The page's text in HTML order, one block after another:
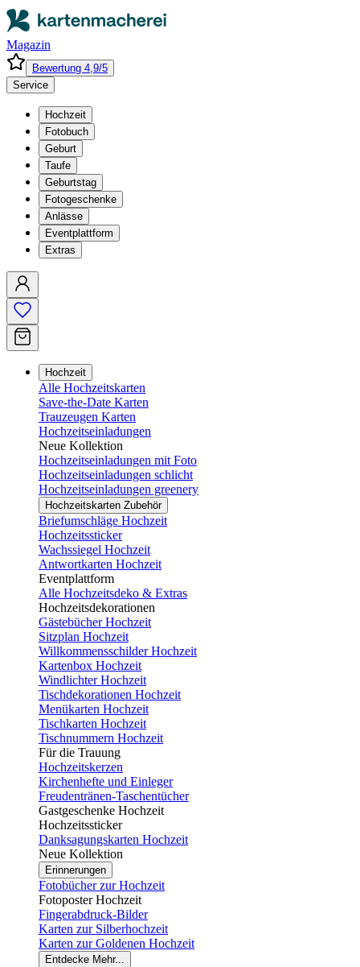
Magazin
Bewertung 4,9/5
Service
Hochzeit
Fotobuch
Geburt
Taufe
Geburtstag
Fotogeschenke
Anlässe
Eventplattform
Extras
Hochzeit
Alle Hochzeitskarten
Save-the-Date Karten
Trauzeugen Karten
Hochzeitseinladungen
Neue Kollektion
Hochzeitseinladungen mit Foto
Hochzeitseinladungen schlicht
Hochzeitseinladungen greenery
Hochzeitskarten Zubehör
Briefumschläge Hochzeit
Hochzeitssticker
Wachssiegel Hochzeit
Antwortkarten Hochzeit
Eventplattform
Alle Hochzeitsdeko & Extras
Hochzeitsdekorationen
Gästebücher Hochzeit
Sitzplan Hochzeit
Willkommensschilder Hochzeit
Kartenbox Hochzeit
Windlichter Hochzeit
Tischdekorationen Hochzeit
Menükarten Hochzeit
Tischkarten Hochzeit
Tischnummern Hochzeit
Für die Trauung
Hochzeitskerzen
Kirchenhefte und Einleger
Freudentränen-Taschentücher
Gastgeschenke Hochzeit
Hochzeitssticker
Danksagungskarten Hochzeit
Neue Kollektion
Erinnerungen
Fotobücher zur Hochzeit
Fotoposter Hochzeit
Fingerabdruck-Bilder
Karten zur Silberhochzeit
Karten zur Goldenen Hochzeit
Entdecke Mehr...